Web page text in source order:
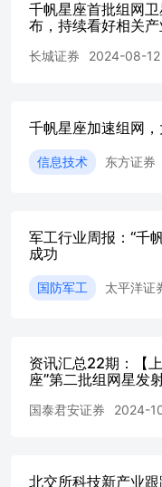
业板指数上涨
点，排名第11/
卫星。3）商业
架F-35A，巩固
约研究员郑剑表
区，对这些方向
手段，又要有火
星互联网等前沿
航西飞、高德红
材、华秦科技、
相关标的：1）
风险提示：军品
千帆星座首批组网
布，持续看好相关
长城证券 2024-08-12
千帆星座加速组网
信息技术 东方证券
军工行业周报：“千
成功
国防军工 太平洋证
资讯汇总22期：【
座”第二批组网星发
国泰君安证券 2024-
北交所科技新产业